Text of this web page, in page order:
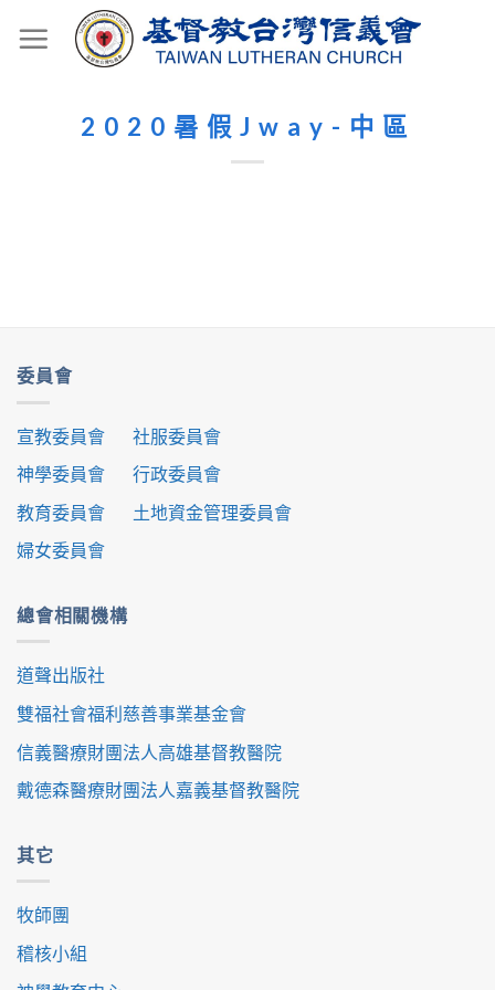
2020暑假Jway-中區
委員會
宣教委員會
神學委員會
教育委員會
婦女委員會
社服委員會
行政委員會
土地資金管理委員會
總會相關機構
道聲出版社
雙福社會福利慈善事業基金會
信義醫療財團法人高雄基督教醫院
戴德森醫療財團法人嘉義基督教醫院
其它
牧師團
稽核小組